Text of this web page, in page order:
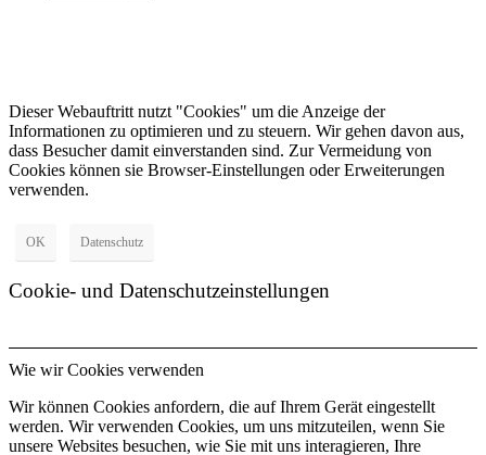
Dieser Webauftritt nutzt "Cookies" um die Anzeige der
Informationen zu optimieren und zu steuern. Wir gehen davon aus,
dass Besucher damit einverstanden sind. Zur Vermeidung von
Cookies können sie Browser-Einstellungen oder Erweiterungen
verwenden.
OK Datenschutz
Cookie- und Datenschutzeinstellungen
Wie wir Cookies verwenden
Wir können Cookies anfordern, die auf Ihrem Gerät eingestellt
werden. Wir verwenden Cookies, um uns mitzuteilen, wenn Sie
unsere Websites besuchen, wie Sie mit uns interagieren, Ihre